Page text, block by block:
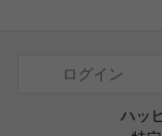
ログイン
ハッ